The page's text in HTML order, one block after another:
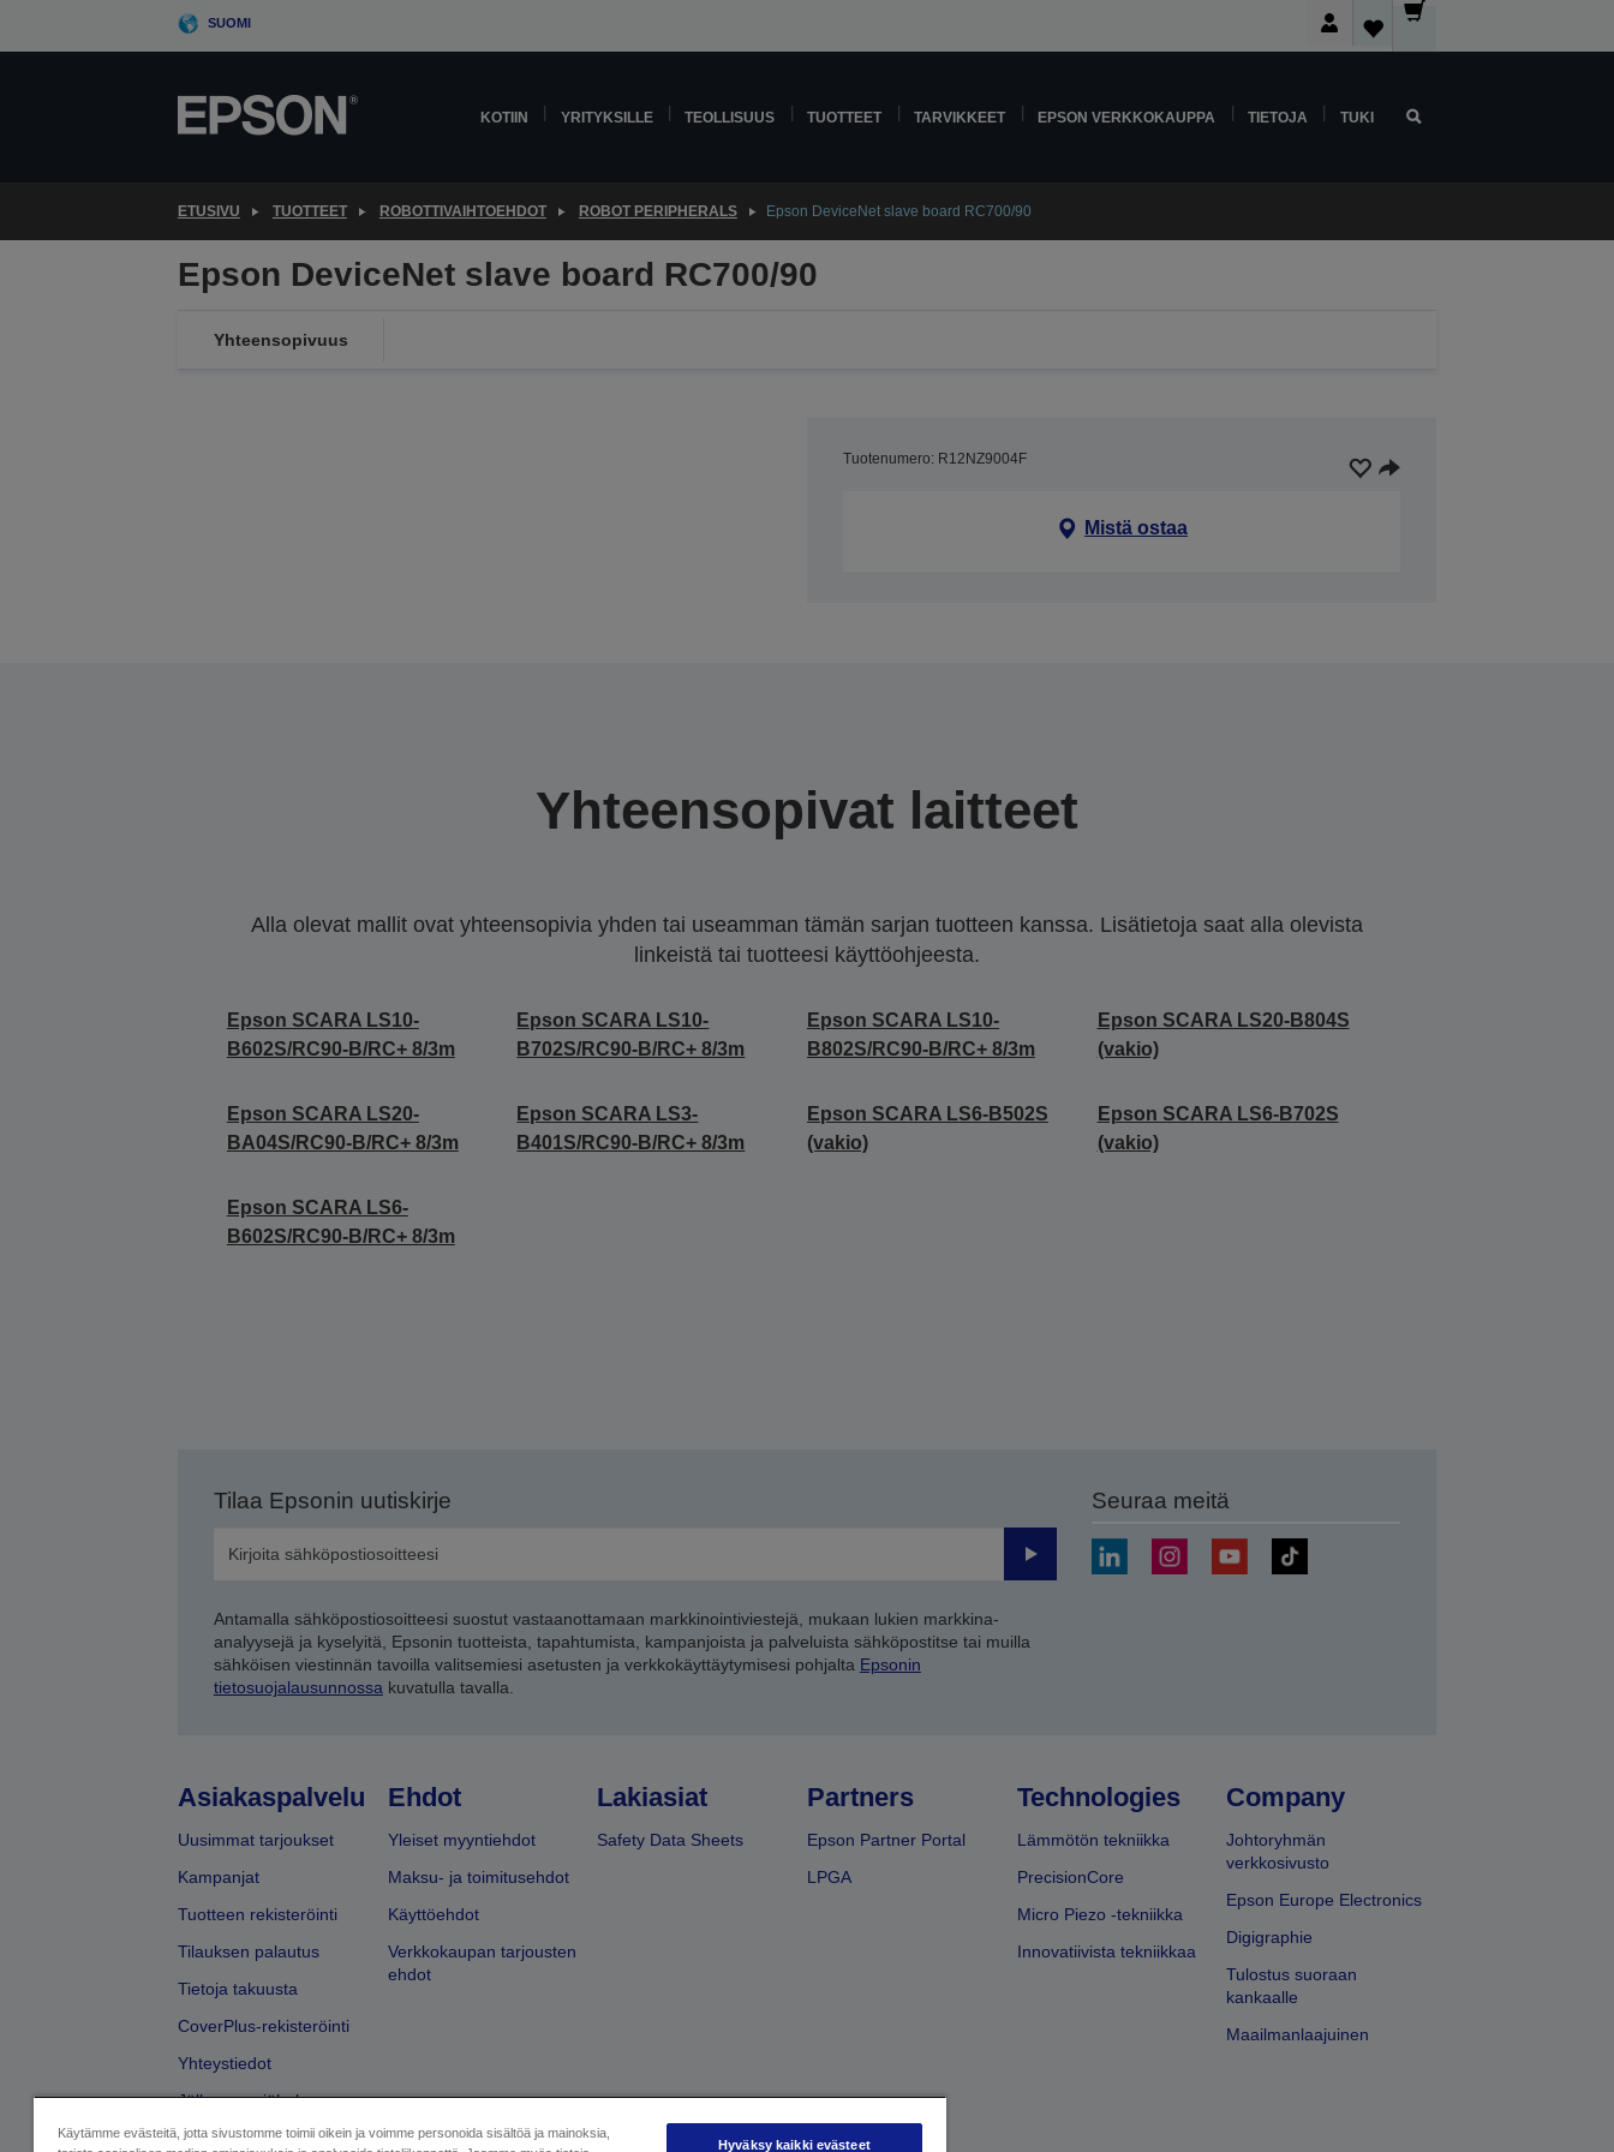
SUOMI
KOTIIN YRITYKSILLE TEOLLISUUS TUOTTEET TARVIKKEET EPSON VERKKOKAUPPA TIETOJA TUKI
ETUSIVU TUOTTEET ROBOTTIVAIHTOEHDOT ROBOT PERIPHERALS Epson DeviceNet slave board RC700/90
Epson DeviceNet slave board RC700/90
Yhteensopivuus
Tuotenumero: R12NZ9004F
Mistä ostaa
Yhteensopivat laitteet
Alla olevat mallit ovat yhteensopivia yhden tai useamman tämän sarjan tuotteen kanssa. Lisätietoja saat alla olevista
linkeistä tai tuotteesi käyttöohjeesta.
Epson SCARA LS10-
B602S/RC90-B/RC+ 8/3m
Epson SCARA LS10-
B702S/RC90-B/RC+ 8/3m
Epson SCARA LS10-
B802S/RC90-B/RC+ 8/3m
Epson SCARA LS20-B804S
(vakio)
Epson SCARA LS20-
BA04S/RC90-B/RC+ 8/3m
Epson SCARA LS3-
B401S/RC90-B/RC+ 8/3m
Epson SCARA LS6-B502S
(vakio)
Epson SCARA LS6-B702S
(vakio)
Epson SCARA LS6-
B602S/RC90-B/RC+ 8/3m
Tilaa Epsonin uutiskirje
Lähetä
Antamalla sähköpostiosoitteesi suostut vastaanottamaan markkinointiviestejä, mukaan lukien markkina-
analyysejä ja kyselyitä, Epsonin tuotteista, tapahtumista, kampanjoista ja palveluista sähköpostitse tai muilla
sähköisen viestinnän tavoilla valitsemiesi asetusten ja verkkokäyttäytymisesi pohjalta Epsonin
tietosuojalausunnossa kuvatulla tavalla.
Seuraa meitä
Asiakaspalvelu
Uusimmat tarjoukset
Kampanjat
Tuotteen rekisteröinti
Tilauksen palautus
Tietoja takuusta
CoverPlus-rekisteröinti
Yhteystiedot
Jälleenmyyjähaku
Ehdot
Yleiset myyntiehdot
Maksu- ja toimitusehdot
Käyttöehdot
Verkkokaupan tarjousten
ehdot
Lakiasiat
Safety Data Sheets
Partners
Epson Partner Portal
LPGA
Technologies
Lämmötön tekniikka
PrecisionCore
Micro Piezo -tekniikka
Innovatiivista tekniikkaa
Company
Johtoryhmän
verkkosivusto
Epson Europe Electronics
Digigraphie
Tulostus suoraan
kankaalle
Maailmanlaajuinen
Käytämme evästeitä, jotta sivustomme toimii oikein ja voimme personoida sisältöä ja mainoksia,
Hyväksy kaikki evästeet